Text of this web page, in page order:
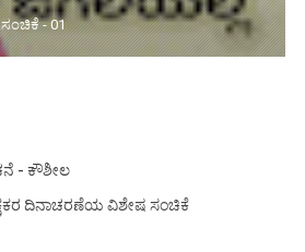
- 01
- ಕೌಶೀಲ
ದಿನಾಚರಣೆಯ ವಿಶೇಷ ಸಂಚಿಕೆ